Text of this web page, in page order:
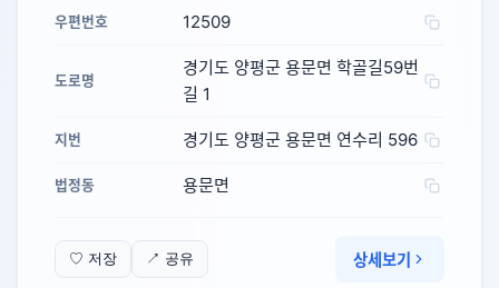
우편번호 12509
도로명
경기도 양평군 용문면 학골길59번
길 1
지번 경기도 양평군 용문면 연수리 596
법정동 용문면
♡ 저장 ↗ 공유 상세보기